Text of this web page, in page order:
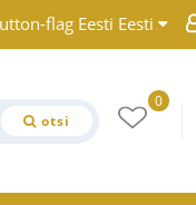
Eesti
otsi
0